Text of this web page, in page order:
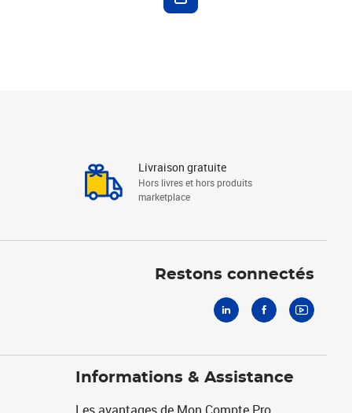
Livraison gratuite
Hors livres et hors produits
marketplace
Restons connectés
Informations & Assistance